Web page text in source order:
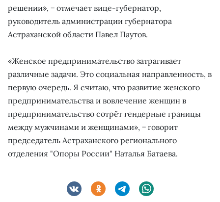
решении», − отмечает вице-губернатор,
руководитель администрации губернатора
Астраханской области Павел Паутов.
«Женское предпринимательство затрагивает
различные задачи. Это социальная направленность, в
первую очередь. Я считаю, что развитие женского
предпринимательства и вовлечение женщин в
предпринимательство сотрёт гендерные границы
между мужчинами и женщинами», − говорит
председатель Астраханского регионального
отделения "Опоры России" Наталья Батаева.